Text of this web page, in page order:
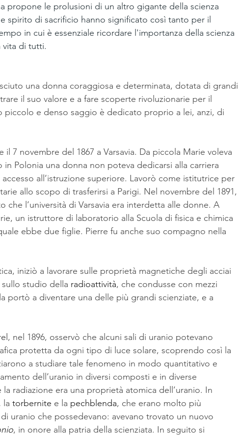
propone le prolusioni di un altro gigante della scienza
spirito di sacrificio hanno significato così tanto per il
in cui è essenziale ricordare l'importanza della scienza
vita di tutti.
una donna coraggiosa e determinata, dotata di grandi
il suo valore e a fare scoperte rivoluzionarie per il
piccolo e denso saggio è dedicato proprio a lei, anzi, di
7 novembre del 1867 a Varsavia. Da piccola Marie voleva
Polonia una donna non poteva dedicarsi alla carriera
all’istruzione superiore. Lavorò come istitutrice per
allo scopo di trasferirsi a Parigi. Nel novembre del 1891,
che l’università di Varsavia era interdetta alle donne. A
un istruttore di laboratorio alla Scuola di fisica e chimica
ebbe due figlie. Pierre fu anche suo compagno nella
iniziò a lavorare sulle proprietà magnetiche degli acciai
studio della radioattività, che condusse con mezzi
portò a diventare una delle più grandi scienziate, e a
, nel 1896, osservò che alcuni sali di uranio potevano
protetta da ogni tipo di luce solare, scoprendo così la
a studiare tale fenomeno in modo quantitativo e
dell’uranio in diversi composti e in diverse
radiazione era una proprietà atomica dell’uranio. In
la torbernite e la pechblenda, che erano molto più
uranio che possedevano: avevano trovato un nuovo
, in onore alla patria della scienziata. In seguito si